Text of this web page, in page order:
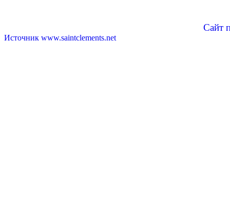
Сайт
Источник www.saintclements.net